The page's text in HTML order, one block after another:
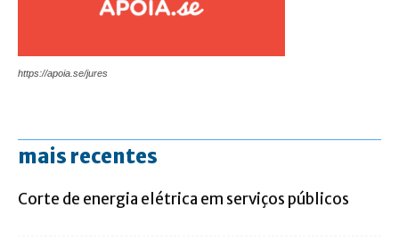
https://apoia.se/jures
mais recentes
Corte de energia elétrica em serviços públicos